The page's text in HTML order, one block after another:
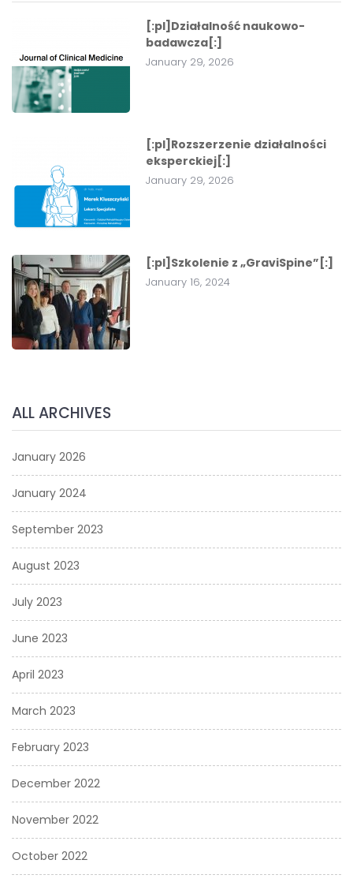
[:pl]Działalność naukowo-
badawcza[:]
January 29, 2026
[:pl]Rozszerzenie działalności
eksperckiej[:]
January 29, 2026
[:pl]Szkolenie z „GraviSpine”[:]
January 16, 2024
ALL ARCHIVES
January 2026
January 2024
September 2023
August 2023
July 2023
June 2023
April 2023
March 2023
February 2023
December 2022
November 2022
October 2022